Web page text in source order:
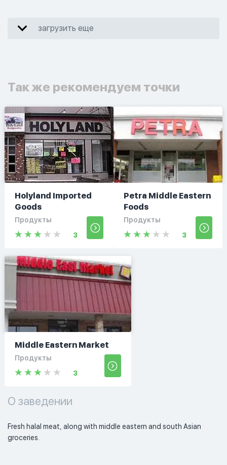
загрузить еще
Так же рекомендуем точки
Holyland Imported
Goods
Продукты
3
Petra Middle Eastern
Foods
Продукты
3
Middle Eastern Market
Продукты
3
О заведении
Fresh halal meat, along with middle eastern and south Asian
groceries.